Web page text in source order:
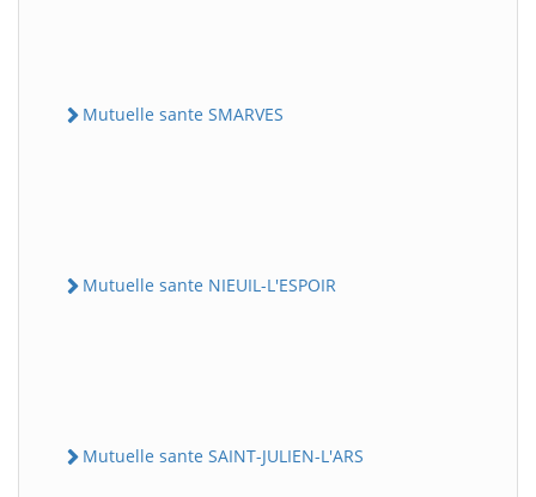
Mutuelle sante SMARVES
Mutuelle sante NIEUIL-L'ESPOIR
Mutuelle sante SAINT-JULIEN-L'ARS